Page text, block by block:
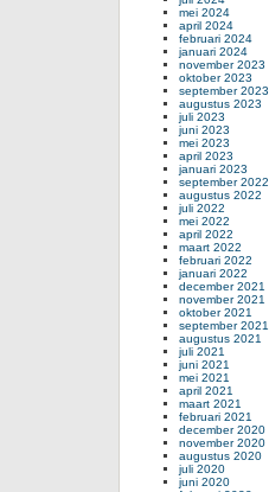
mei 2024
april 2024
februari 2024
januari 2024
november 2023
oktober 2023
september 2023
augustus 2023
juli 2023
juni 2023
mei 2023
april 2023
januari 2023
september 2022
augustus 2022
juli 2022
mei 2022
april 2022
maart 2022
februari 2022
januari 2022
december 2021
november 2021
oktober 2021
september 2021
augustus 2021
juli 2021
juni 2021
mei 2021
april 2021
maart 2021
februari 2021
december 2020
november 2020
augustus 2020
juli 2020
juni 2020